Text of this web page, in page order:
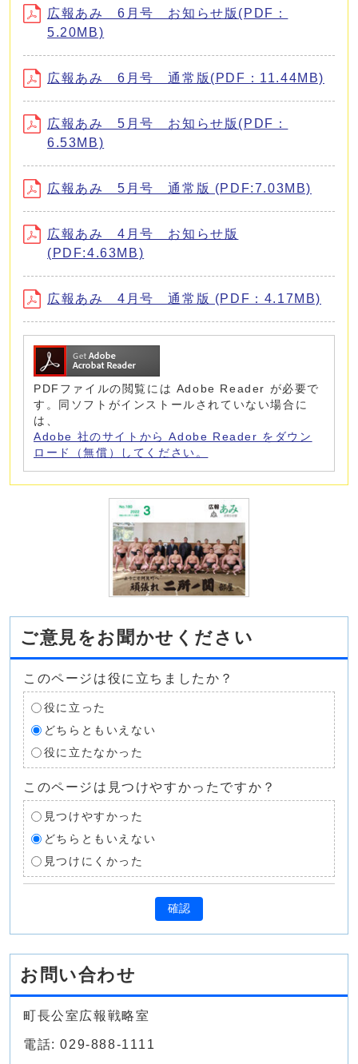
広報あみ 6月号 お知らせ版(PDF：
5.20MB)
広報あみ 6月号 通常版(PDF：11.44MB)
広報あみ 5月号 お知らせ版(PDF：
6.53MB)
広報あみ 5月号 通常版 (PDF:7.03MB)
広報あみ 4月号 お知らせ版
(PDF:4.63MB)
広報あみ 4月号 通常版 (PDF：4.17MB)
PDFファイルの閲覧には Adobe Reader が必要で
す。同ソフトがインストールされていない場合に
は、
Adobe 社のサイトから Adobe Reader をダウン
ロード（無償）してください。
ご意見をお聞かせください
このページは役に立ちましたか？
役に立った
どちらともいえない
役に立たなかった
このページは見つけやすかったですか？
見つけやすかった
どちらともいえない
見つけにくかった
確認
お問い合わせ
町長公室広報戦略室
電話: 029-888-1111